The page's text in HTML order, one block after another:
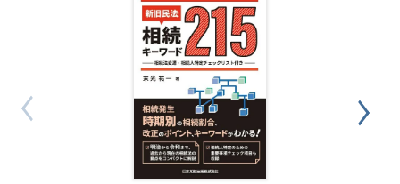
Q11 広義の再転相続における各相続人と各相続人の相続分の確定
2（再転相続が3回の場合）
Q12 広義の再転相続における各相続人と各相続人の相続分の確
定3（再転相続が4回の場合）
Q13 再転相続に類似する相続形態 （祖父Aよりも父Bが先に死亡
した場合の相続形態）
第 3 章 数次相続(登記実務、相続税実務における扱い)